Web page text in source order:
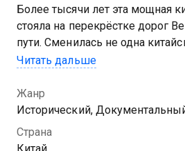
Более тысячи лет эта мощная
стояла на перекрёстке дорог
пути. Сменилась не одна
стратегически важный пункт
Читать дальше
Жанр
Исторический,
Страна